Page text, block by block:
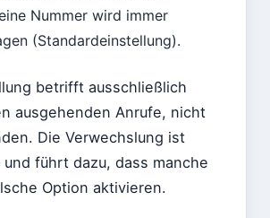
Nummer wird immer
(Standardeinstellung).
betrifft ausschließlich
ausgehenden Anrufe, nicht
Die Verwechslung ist
und führt dazu, dass manche
Option aktivieren.